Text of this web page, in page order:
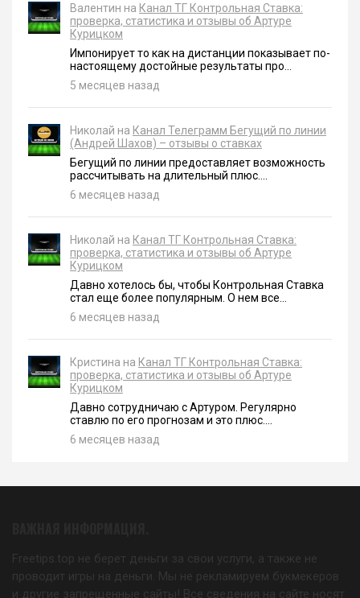
Валентин на Канал ТГ Контрольная Ставка:
проверка, статистика и отзывы об Артуре
Курицком
Импонирует то как на дистанции показывает по-
настоящему достойные результаты про...
5 месяцев назад
Николай на Канал Телеграмм Бегущий по линии
(Андрей Шахов) – отзывы о ставках
Бегущий по линии предоставляет возможность
рассчитывать на длительный плюс....
6 месяцев назад
Николай на Канал ТГ Контрольная Ставка:
проверка, статистика и отзывы об Артуре
Курицком
Давно хотелось бы, чтобы Контрольная Ставка
стал еще более популярным. О нем все...
6 месяцев назад
Кристина на Канал ТГ Контрольная Ставка:
проверка, статистика и отзывы об Артуре
Курицком
Давно сотрудничаю с Артуром. Регулярно
ставлю по его прогнозам и это плюс....
6 месяцев назад
Freetips.top не берет деньги за свои услуги, а также не
проводит игры на деньги. Мы не рекламируем букмекеров
и другие запрещенные сайты! Все сведения на сайте носят